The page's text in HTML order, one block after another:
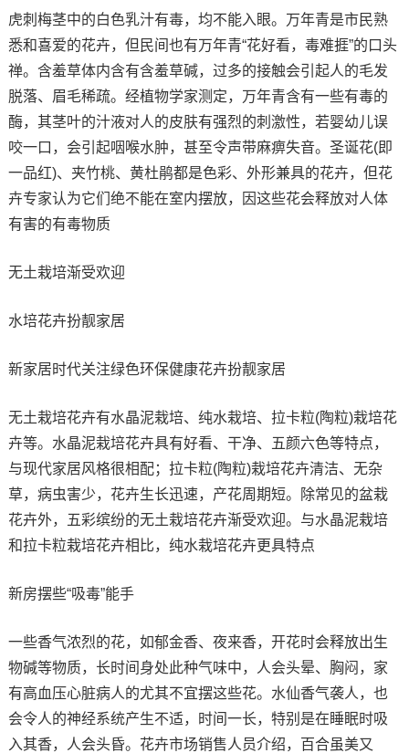
虎刺梅茎中的白色乳汁有毒，均不能入眼。万年青是市民熟
悉和喜爱的花卉，但民间也有万年青“花好看，毒难捱”的口头
禅。含羞草体内含有含羞草碱，过多的接触会引起人的毛发
脱落、眉毛稀疏。经植物学家测定，万年青含有一些有毒的
酶，其茎叶的汁液对人的皮肤有强烈的刺激性，若婴幼儿误
咬一口，会引起咽喉水肿，甚至令声带麻痹失音。圣诞花(即
一品红)、夹竹桃、黄杜鹃都是色彩、外形兼具的花卉，但花
卉专家认为它们绝不能在室内摆放，因这些花会释放对人体
有害的有毒物质
无土栽培渐受欢迎
水培花卉扮靓家居
新家居时代关注绿色环保健康花卉扮靓家居
无土栽培花卉有水晶泥栽培、纯水栽培、拉卡粒(陶粒)栽培花
卉等。水晶泥栽培花卉具有好看、干净、五颜六色等特点，
与现代家居风格很相配；拉卡粒(陶粒)栽培花卉清洁、无杂
草，病虫害少，花卉生长迅速，产花周期短。除常见的盆栽
花卉外，五彩缤纷的无土栽培花卉渐受欢迎。与水晶泥栽培
和拉卡粒栽培花卉相比，纯水栽培花卉更具特点
新房摆些“吸毒”能手
一些香气浓烈的花，如郁金香、夜来香，开花时会释放出生
物碱等物质，长时间身处此种气味中，人会头晕、胸闷，家
有高血压心脏病人的尤其不宜摆这些花。水仙香气袭人，也
会令人的神经系统产生不适，时间一长，特别是在睡眠时吸
入其香，人会头昏。花卉市场销售人员介绍，百合虽美又